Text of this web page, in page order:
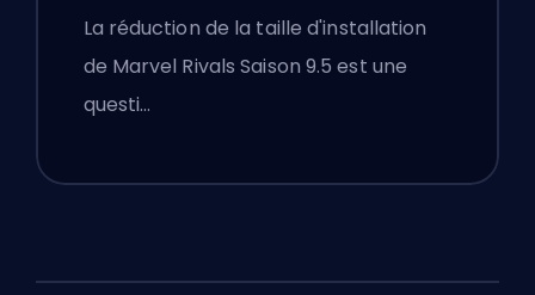
Saison 9.5 expliquée
La réduction de la taille d'installation
de Marvel Rivals Saison 9.5 est une
questi…